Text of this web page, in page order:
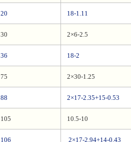
20 18-1.11
30 2×6-2.5
36 18-2
75 2×30-1.25
88 2×17-2.35+15-0.53
105 10.5-10
106 2×17-2.94+14-0.43